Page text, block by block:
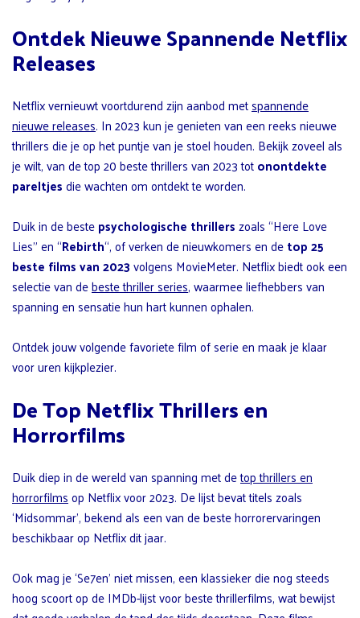
Ontdek Nieuwe Spannende Netflix
Releases
Netflix vernieuwt voortdurend zijn aanbod metspannende
nieuwe releases. In 2023 kun je genieten van een reeks nieuwe
thrillers die je op het puntje van je stoel houden. Bekijk zoveel als
je wilt, van de top 20 beste thrillers van 2023 totonontdekte
pareltjesdie wachten om ontdekt te worden.
Duik in de bestepsychologische thrillerszoals “Here Love
Lies” en “Rebirth“, of verken de nieuwkomers en detop 25
beste films van 2023volgens MovieMeter. Netflix biedt ook een
selectie van debeste thriller series, waarmee liefhebbers van
spanning en sensatie hun hart kunnen ophalen.
Ontdek jouw volgende favoriete film of serie en maak je klaar
voor uren kijkplezier.
De Top Netflix Thrillers en
Horrorfilms
Duik diep in de wereld van spanning met detop thrillers en
horrorfilmsop Netflix voor 2023. De lijst bevat titels zoals
‘Midsommar’, bekend als een van de beste horrorervaringen
beschikbaar op Netflix dit jaar.
Ook mag je ‘Se7en’ niet missen, een klassieker die nog steeds
hoog scoort op de IMDb-lijst voor beste thrillerfilms, wat bewijst